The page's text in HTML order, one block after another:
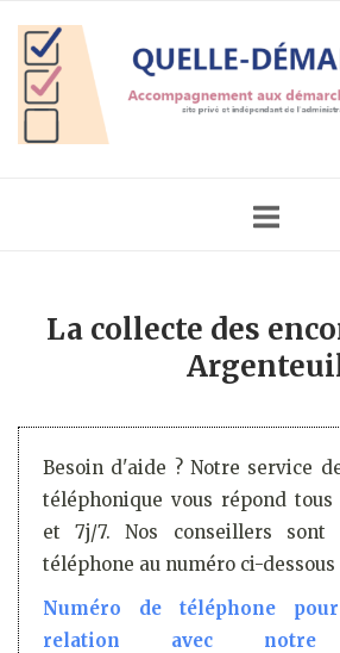
content
Home
La collecte des
Besoin d'aide ? Notre service
téléphonique vous répond
et 7j/7. Nos conseillers sont
téléphone au numéro ci-dessous
Numéro de téléphone
relation avec